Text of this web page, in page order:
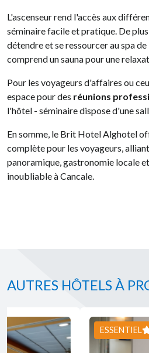
L'ascenseur rend l'accès aux
séminaire facile et pratique. De
détendre et se ressourcer au spa
comprend un sauna pour une
Pour les voyageurs d'affaires ou
espace pour des réunions
l'hôtel - séminaire dispose d'une
En somme, le Brit Hotel Alghotel
complète pour les voyageurs,
panoramique, gastronomie locale
inoubliable à Cancale.
AUTRES HÔTELS À
ESSENTIEL